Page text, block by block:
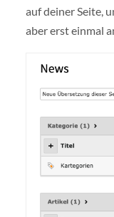
auf deiner Seite,
aber erst einmal